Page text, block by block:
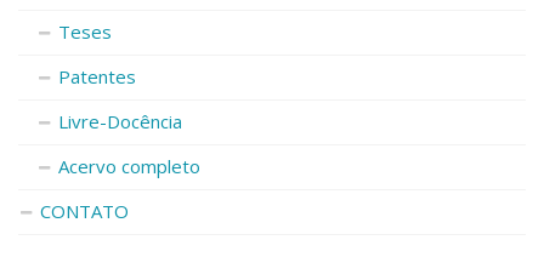
Teses
Patentes
Livre-Docência
Acervo completo
CONTATO